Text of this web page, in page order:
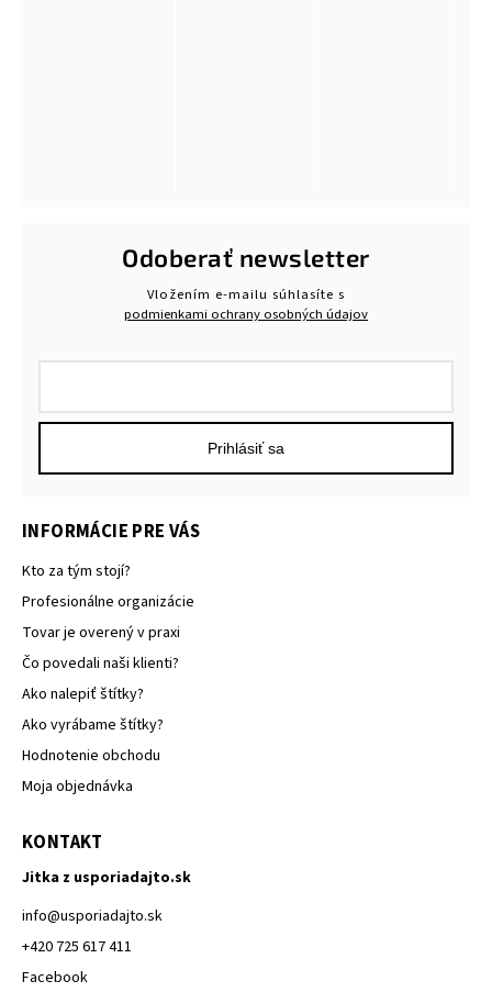
INFORMÁCIE PRE VÁS
Kto za tým stojí?
Profesionálne organizácie
Tovar je overený v praxi
Čo povedali naši klienti?
Ako nalepiť štítky?
Ako vyrábame štítky?
Hodnotenie obchodu
Moja objednávka
KONTAKT
Jitka z usporiadajto.sk
info@usporiadajto.sk
+420 725 617 411
Facebook
Odoberať newsletter
Vložením e-mailu súhlasíte s
podmienkami ochrany osobných údajov
Prihlásiť sa